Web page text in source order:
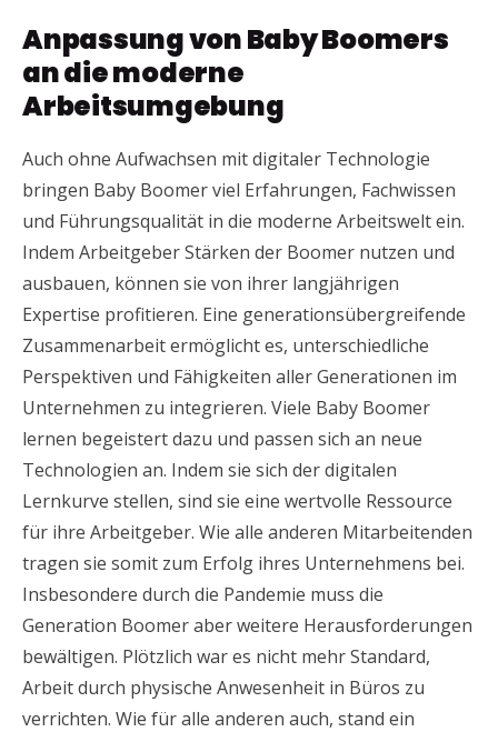
Anpassung von Baby Boomers
an die moderne
Arbeitsumgebung
Auch ohne Aufwachsen mit digitaler Technologie
bringen Baby Boomer viel Erfahrungen, Fachwissen
und Führungsqualität in die moderne Arbeitswelt ein.
Indem Arbeitgeber Stärken der Boomer nutzen und
ausbauen, können sie von ihrer langjährigen
Expertise profitieren. Eine generationsübergreifende
Zusammenarbeit ermöglicht es, unterschiedliche
Perspektiven und Fähigkeiten aller Generationen im
Unternehmen zu integrieren. Viele Baby Boomer
lernen begeistert dazu und passen sich an neue
Technologien an. Indem sie sich der digitalen
Lernkurve stellen, sind sie eine wertvolle Ressource
für ihre Arbeitgeber. Wie alle anderen Mitarbeitenden
tragen sie somit zum Erfolg ihres Unternehmens bei.
Insbesondere durch die Pandemie muss die
Generation Boomer aber weitere Herausforderungen
bewältigen. Plötzlich war es nicht mehr Standard,
Arbeit durch physische Anwesenheit in Büros zu
verrichten. Wie für alle anderen auch, stand ein